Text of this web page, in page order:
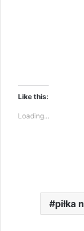
Like this:
Loading...
piłka